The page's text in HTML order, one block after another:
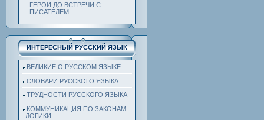
ГЕРОИ ДО ВСТРЕЧИ С
ПИСАТЕЛЕМ
ИНТЕРЕСНЫЙ РУССКИЙ ЯЗЫК
ВЕЛИКИЕ О РУССКОМ ЯЗЫКЕ
СЛОВАРИ РУССКОГО ЯЗЫКА
ТРУДНОСТИ РУССКОГО ЯЗЫКА
КОММУНИКАЦИЯ ПО ЗАКОНАМ
ЛОГИКИ